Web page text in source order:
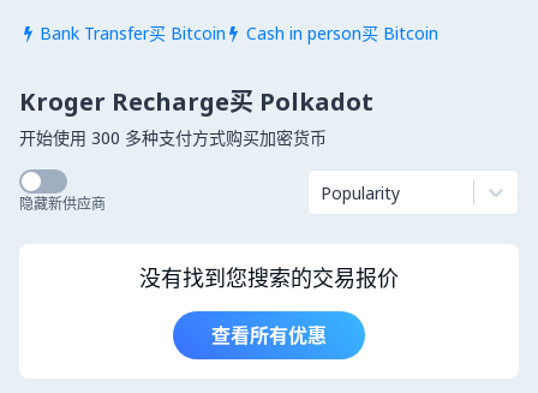
 Bank Transfer买 Bitcoin  Cash in person买 Bitcoin
Kroger Recharge买 Polkadot
开始使用 300 多种支付方式购买加密货币
隐藏新供应商 Popularity
没有找到您搜索的交易报价
查看所有优惠